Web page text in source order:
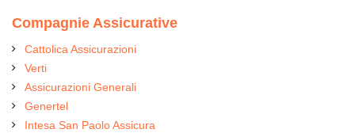
Compagnie Assicurative
Cattolica Assicurazioni
Verti
Assicurazioni Generali
Genertel
Intesa San Paolo Assicura